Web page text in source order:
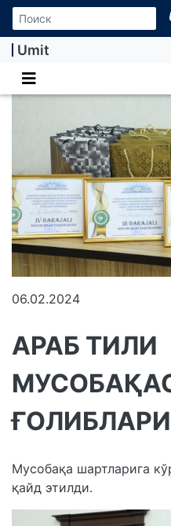
Umit
06.02.2024
АРАБ ТИЛИ
ҒОЛИБЛАРИ
️Мусобақа шартларига
қайд этилди.